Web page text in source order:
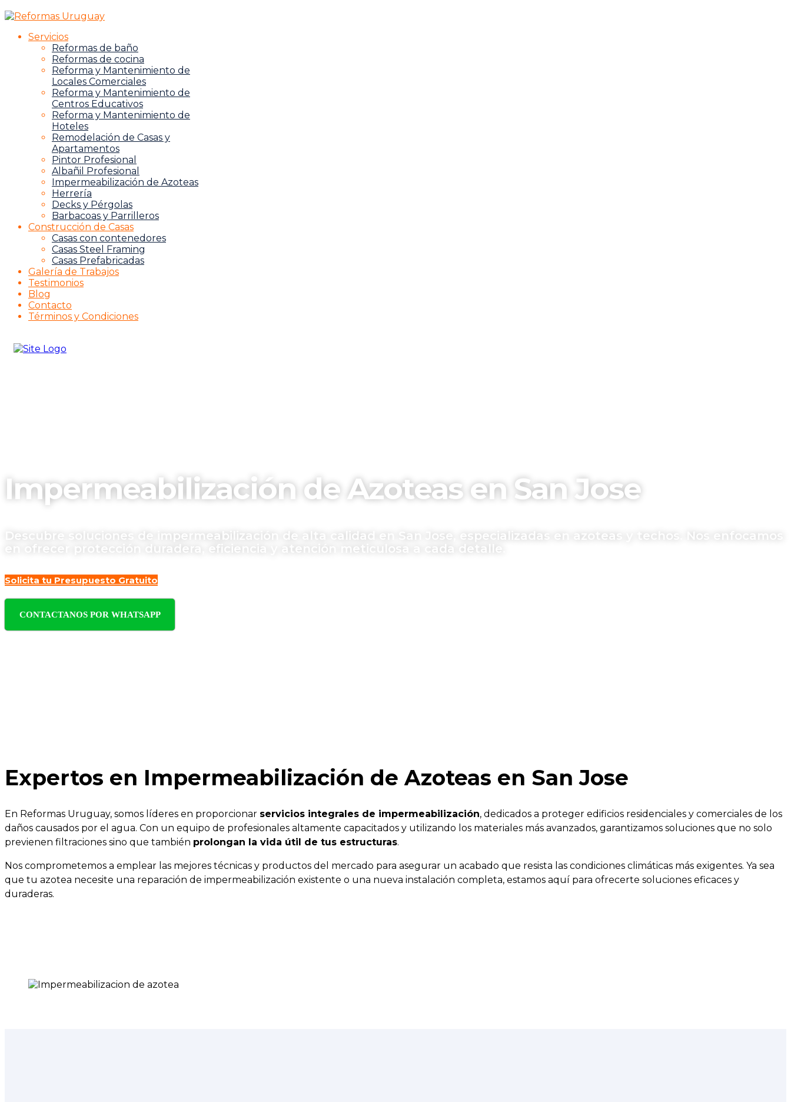
Servicios
Reformas de baño
Reformas de cocina
Reforma y Mantenimiento de
Locales Comerciales
Reforma y Mantenimiento de
Centros Educativos
Reforma y Mantenimiento de
Hoteles
Remodelación de Casas y
Apartamentos
Pintor Profesional
Albañil Profesional
Impermeabilización de Azoteas
Herrería
Decks y Pérgolas
Barbacoas y Parrilleros
Construcción de Casas
Casas con contenedores
Casas Steel Framing
Casas Prefabricadas
Galería de Trabajos
Testimonios
Blog
Contacto
Términos y Condiciones
Impermeabilización de Azoteas en San Jose
Descubre soluciones de impermeabilización de alta calidad en San Jose, especializadas en azoteas y techos. Nos enfocamos
en ofrecer protección duradera, eficiencia y atención meticulosa a cada detalle.
Solicita tu Presupuesto Gratuito
CONTACTANOS POR WHATSAPP
Expertos en Impermeabilización de Azoteas en San Jose
En Reformas Uruguay, somos líderes en proporcionar servicios integrales de impermeabilización, dedicados a proteger edificios residenciales y comerciales de los
daños causados por el agua. Con un equipo de profesionales altamente capacitados y utilizando los materiales más avanzados, garantizamos soluciones que no solo
previenen filtraciones sino que también prolongan la vida útil de tus estructuras.
Nos comprometemos a emplear las mejores técnicas y productos del mercado para asegurar un acabado que resista las condiciones climáticas más exigentes. Ya sea
que tu azotea necesite una reparación de impermeabilización existente o una nueva instalación completa, estamos aquí para ofrecerte soluciones eficaces y
duraderas.